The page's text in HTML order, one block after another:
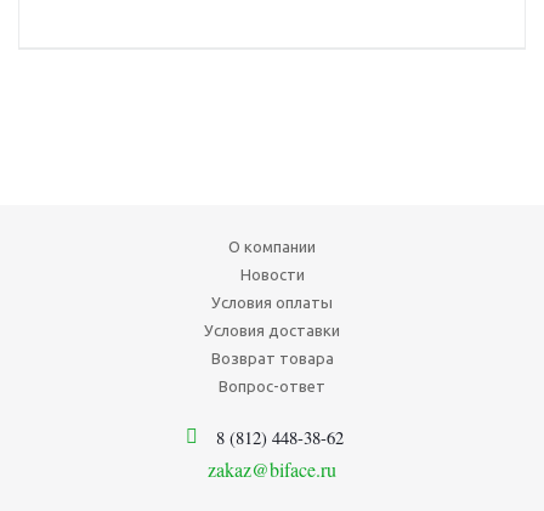
О компании
Новости
Условия оплаты
Условия доставки
Возврат товара
Вопрос-ответ
8 (812) 448-38-62
zakaz@biface.ru